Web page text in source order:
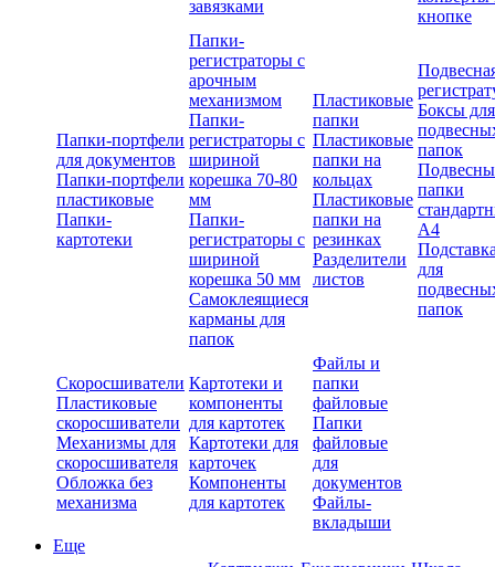
завязками
кнопке
Папки-портфели
для документов
Папки-портфели
пластиковые
Папки-
картотеки
Папки-
регистраторы с
арочным
механизмом
Папки-
регистраторы с
шириной
корешка 70-80
мм
Папки-
регистраторы с
шириной
корешка 50 мм
Самоклеящиеся
карманы для
папок
Пластиковые
папки
Пластиковые
папки на
кольцах
Пластиковые
папки на
резинках
Разделители
листов
Боксы для
папок
папки
А4
для
папок
Скоросшиватели
Пластиковые
скоросшиватели
Механизмы для
скоросшивателя
Обложка без
механизма
Картотеки и
компоненты
для картотек
Картотеки для
карточек
Компоненты
для картотек
Файлы и
папки
файловые
Папки
файловые
для
документов
Файлы-
вкладыши
Еще